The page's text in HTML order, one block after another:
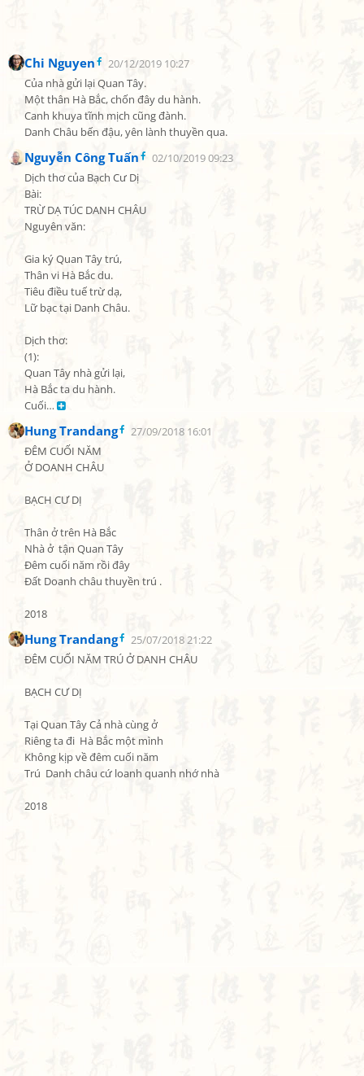
Chi Nguyen
20/12/2019 10:27
Của nhà gửi lại Quan Tây.
Một thân Hà Bắc, chốn đây du hành.
Canh khuya tĩnh mịch cũng đành.
Danh Châu bến đậu, yên lành thuyền qua.
Nguyễn Công Tuấn
02/10/2019 09:23
Dịch thơ của Bạch Cư Dị
Bài:
TRỪ DẠ TÚC DANH CHÂU
Nguyên văn:
Gia ký Quan Tây trú,
Thân vi Hà Bắc du.
Tiêu điều tuế trừ dạ,
Lữ bạc tại Danh Châu.
Dịch thơ:
(1):
Quan Tây nhà gửi lại,
Hà Bắc ta du hành.
Cuối…
Hung Trandang
27/09/2018 16:01
ĐÊM CUỐI NĂM
Ở DOANH CHÂU
BẠCH CƯ DỊ
Thân ở trên Hà Bắc
Nhà ở  tận Quan Tây
Đêm cuối năm rồi đây
Đất Doanh châu thuyền trú .
2018
Hung Trandang
25/07/2018 21:22
ĐÊM CUỐI NĂM TRÚ Ở DANH CHÂU
BẠCH CƯ DỊ
Tại Quan Tây Cả nhà cùng ở
Riêng ta đi  Hà Bắc một mình
Không kịp về đêm cuối năm
Trú  Danh châu cứ loanh quanh nhớ nhà
2018